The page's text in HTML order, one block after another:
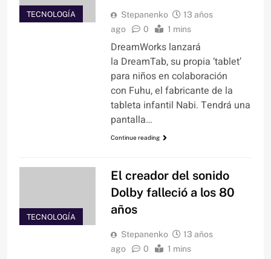
TECNOLOGÍA Stepanenko
13 años
ago
0 1 mins
DreamWorks lanzará
la DreamTab, su propia ‘tablet’
para niños en colaboración
con Fuhu, el fabricante de la
tableta infantil Nabi. Tendrá una
pantalla…
Continue reading
TECNOLOGÍA
El creador del sonido
Dolby falleció a los 80
años
Stepanenko
13 años
ago
0 1 mins